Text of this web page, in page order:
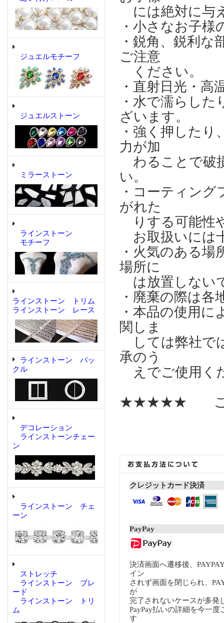
ジュエルモチーフ
ジュエルストーン
ミラーストーン
ラインストーン
モチーフ
ラインストーン トリム
ラインストーン レース
ラインストーン バッ
クル
デコレーション
ラインストーンチェー
ン
ラインストーン チェ
ーン
ストレッチ
ラインストーン ブレ
ード
ラインストーン トリ
ム
には絶対に与
・小さなお子
・鋭角、鋭利
ご注意
ください。
・直射日光・高
・水で濡らし
ざいます。
・強く押した
力が加
わることで破
い。
・コーティン
がれた
りする可能性
お取扱いには
・火気のある場
場所に
は放置しない
・廃棄の際は
・本品の使用
関しま
しては弊社で
承のう
えでご使用く
★★★★★ こ
クレジットカード決済
PayPay
決済画面へ遷移後、
イン
されず画面を閉じられ、
が
完了されないケースが多発
PayPay払いの詳細を今一度
す